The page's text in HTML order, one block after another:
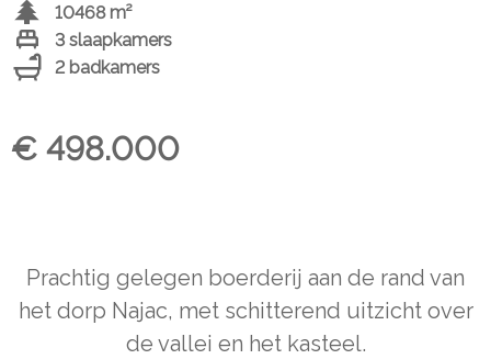
10468 m²
3 slaapkamers
2 badkamers
€ 498.000
Prachtig gelegen boerderij aan de rand van
het dorp Najac, met schitterend uitzicht over
de vallei en het kasteel.